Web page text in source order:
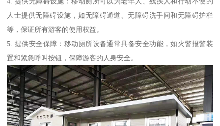
人士提供无障碍设施，如无障碍通道、无障碍洗手间和无障碍护栏
等，保证所有游客的使用权益。
5. 提供安全保障：移动厕所设备通常具备安全功能，如火警报警装
置和紧急呼叫按钮，保障游客的人身安全。